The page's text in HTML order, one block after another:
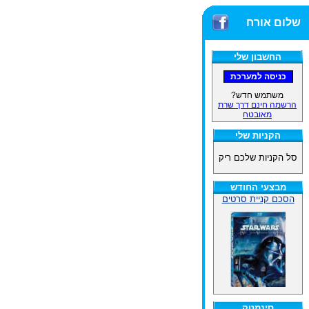
שלום אורח
החשבון שלי
משתמש חדש?
הרשמה חינם דרך שרת
מאובטח
הקניות שלי
סל הקניות שלכם ריק
מבצעי החודש
הסכם קניית סרטים